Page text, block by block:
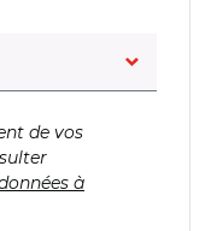
de vos
à